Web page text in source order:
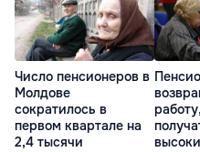
Число пенсионеров в
Молдове
сократилось в
первом квартале на
2,4 тысячи